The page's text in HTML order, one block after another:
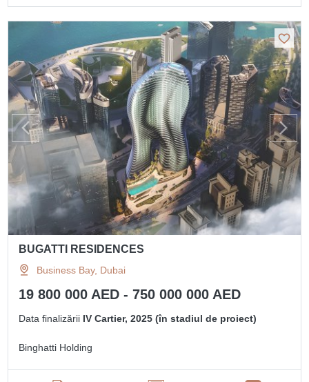
BUGATTI RESIDENCES
Business Bay, Dubai
19 800 000 AED - 750 000 000 AED
Data finalizării IV Cartier, 2025 (în stadiul de proiect)
Binghatti Holding